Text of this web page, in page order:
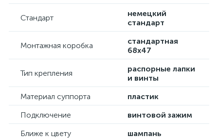
Стандарт
немецкий
стандарт
Монтажная коробка
стандартная
68х47
Тип крепления
распорные лапки
и винты
Материал суппорта
пластик
Подключение
винтовой зажим
Ближе к цвету
шампань